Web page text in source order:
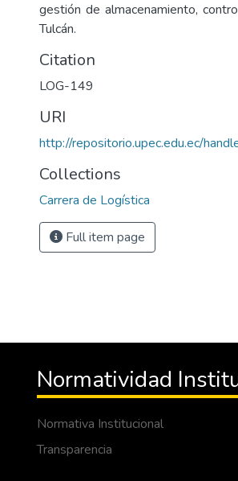
gestión de almacenamiento,
Tulcán.
Citation
LOG-149
URI
http://repositorio.upec.edu.ec/
Collections
Carrera de Logística
Full item page
Normatividad
Normativa Institucional
Transparencia